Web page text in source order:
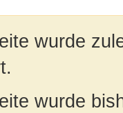
wurde
wurde